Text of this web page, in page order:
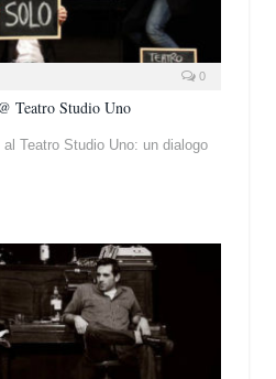
0
Teatro Studio Uno
Teatro Studio Uno: un dialogo